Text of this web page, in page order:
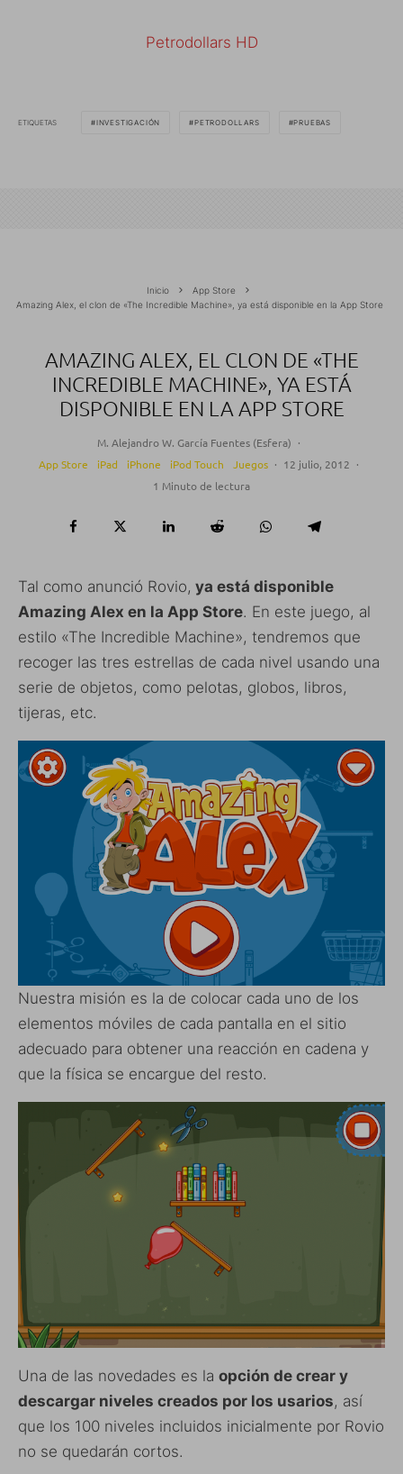
Petrodollars HD
ETIQUETAS INVESTIGACIÓN PETRODOLLARS PRUEBAS
Inicio
App Store
Amazing Alex, el clon de «The Incredible Machine», ya está disponible en la App Store
AMAZING ALEX, EL CLON DE «THE
INCREDIBLE MACHINE», YA ESTÁ
DISPONIBLE EN LA APP STORE
M. Alejandro W. García Fuentes (Esfera) ·
App Store
iPad iPhone iPod Touch Juegos · 12 julio, 2012 ·
1 Minuto de lectura
Tal como anunció Rovio, ya está disponible
Amazing Alex en la App Store. En este juego, al
estilo «The Incredible Machine», tendremos que
recoger las tres estrellas de cada nivel usando una
serie de objetos, como pelotas, globos, libros,
tijeras, etc.
Nuestra misión es la de colocar cada uno de los
elementos móviles de cada pantalla en el sitio
adecuado para obtener una reacción en cadena y
que la física se encargue del resto.
Una de las novedades es la opción de crear y
descargar niveles creados por los usarios, así
que los 100 niveles incluidos inicialmente por Rovio
no se quedarán cortos.